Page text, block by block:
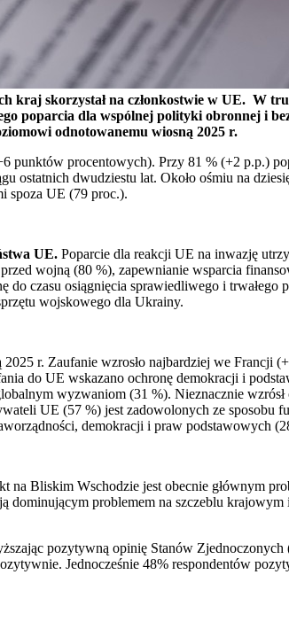
kraj skorzystał na członkostwie w UE. W
poparcia dla wspólnej polityki obronnej i
odnotowanemu wiosną 2025 r.
punktów procentowych). Przy 81 % (+2 p.p.)
ostatnich dwudziestu lat. Około ośmiu na
spoza UE (79 proc.).
UE. Poparcie dla reakcji UE na inwazję
wojną (80 %), zapewnianie wsparcia
czasu osiągnięcia sprawiedliwego i trwałego
wojskowego dla Ukrainy.
r. Zaufanie wzrosło najbardziej we Francji
do UE wskazano ochronę demokracji i
wyzwaniom (31 %). Nieznacznie
UE (57 %) jest zadowolonych ze sposobu
demokracji i praw podstawowych
Bliskim Wschodzie jest obecnie głównym
dominującym problemem na szczeblu
pozytywną opinię Stanów Zjednoczonych
Jednocześnie 48% respondentów